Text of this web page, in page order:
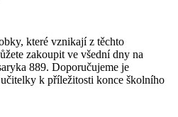
které vznikají z těchto
zakoupit ve všední dny na
889. Doporučujeme je
k příležitosti konce školního